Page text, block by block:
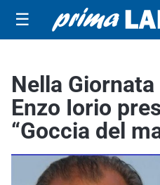
☰
Nella
Enzo Iorio
“Goccia del